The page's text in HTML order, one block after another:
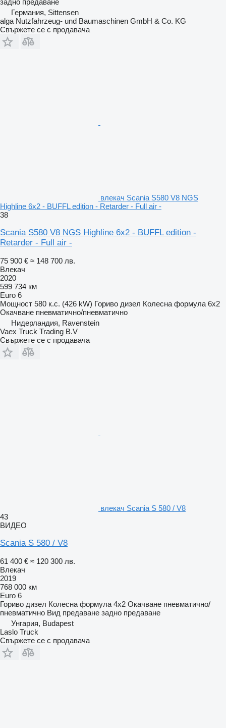
Германия, Sittensen
alga Nutzfahrzeug- und Baumaschinen GmbH & Co. KG
Свържете се с продавача
влекач Scania S580 V8 NGS
Highline 6x2 - BUFFL edition - Retarder - Full air -
38
Scania S580 V8 NGS Highline 6x2 - BUFFL edition -
Retarder - Full air -
75 900 € ≈ 148 700 лв.
Влекач
2020
599 734 км
Euro 6
Мощност 580 к.с. (426 kW) Гориво дизел Колесна формула 6x2
Окачване пневматично/пневматично
Нидерландия, Ravenstein
Vaex Truck Trading B.V
Свържете се с продавача
влекач Scania S 580 / V8
43
ВИДЕО
Scania S 580 / V8
61 400 € ≈ 120 300 лв.
Влекач
2019
768 000 км
Euro 6
Гориво дизел Колесна формула 4x2 Окачване пневматично/
пневматично Вид предаване задно предаване
Унгария, Budapest
Laslo Truck
Свържете се с продавача